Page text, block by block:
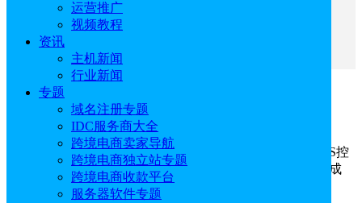
运营推广
视频教程
资讯
主机新闻
行业新闻
专题
域名注册专题
IDC服务商大全
跨境电商卖家导航
跨境电商独立站专题
跨境电商收款平台
服务器软件专题
一、Hostinger
二、BlueHost
三、Vultr
一、Hostinger
Hostinger提供了专门的Docker VPS模板，基于Ubuntu
24.04，预装了docker-ce和docker-compose。用户只需在VPS控
制面板中选择更换操作系统为Docker模板，系统会自动完成
Docker环境的安装，无需手动配置。